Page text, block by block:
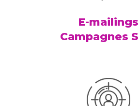
E-mailings
Campagnes